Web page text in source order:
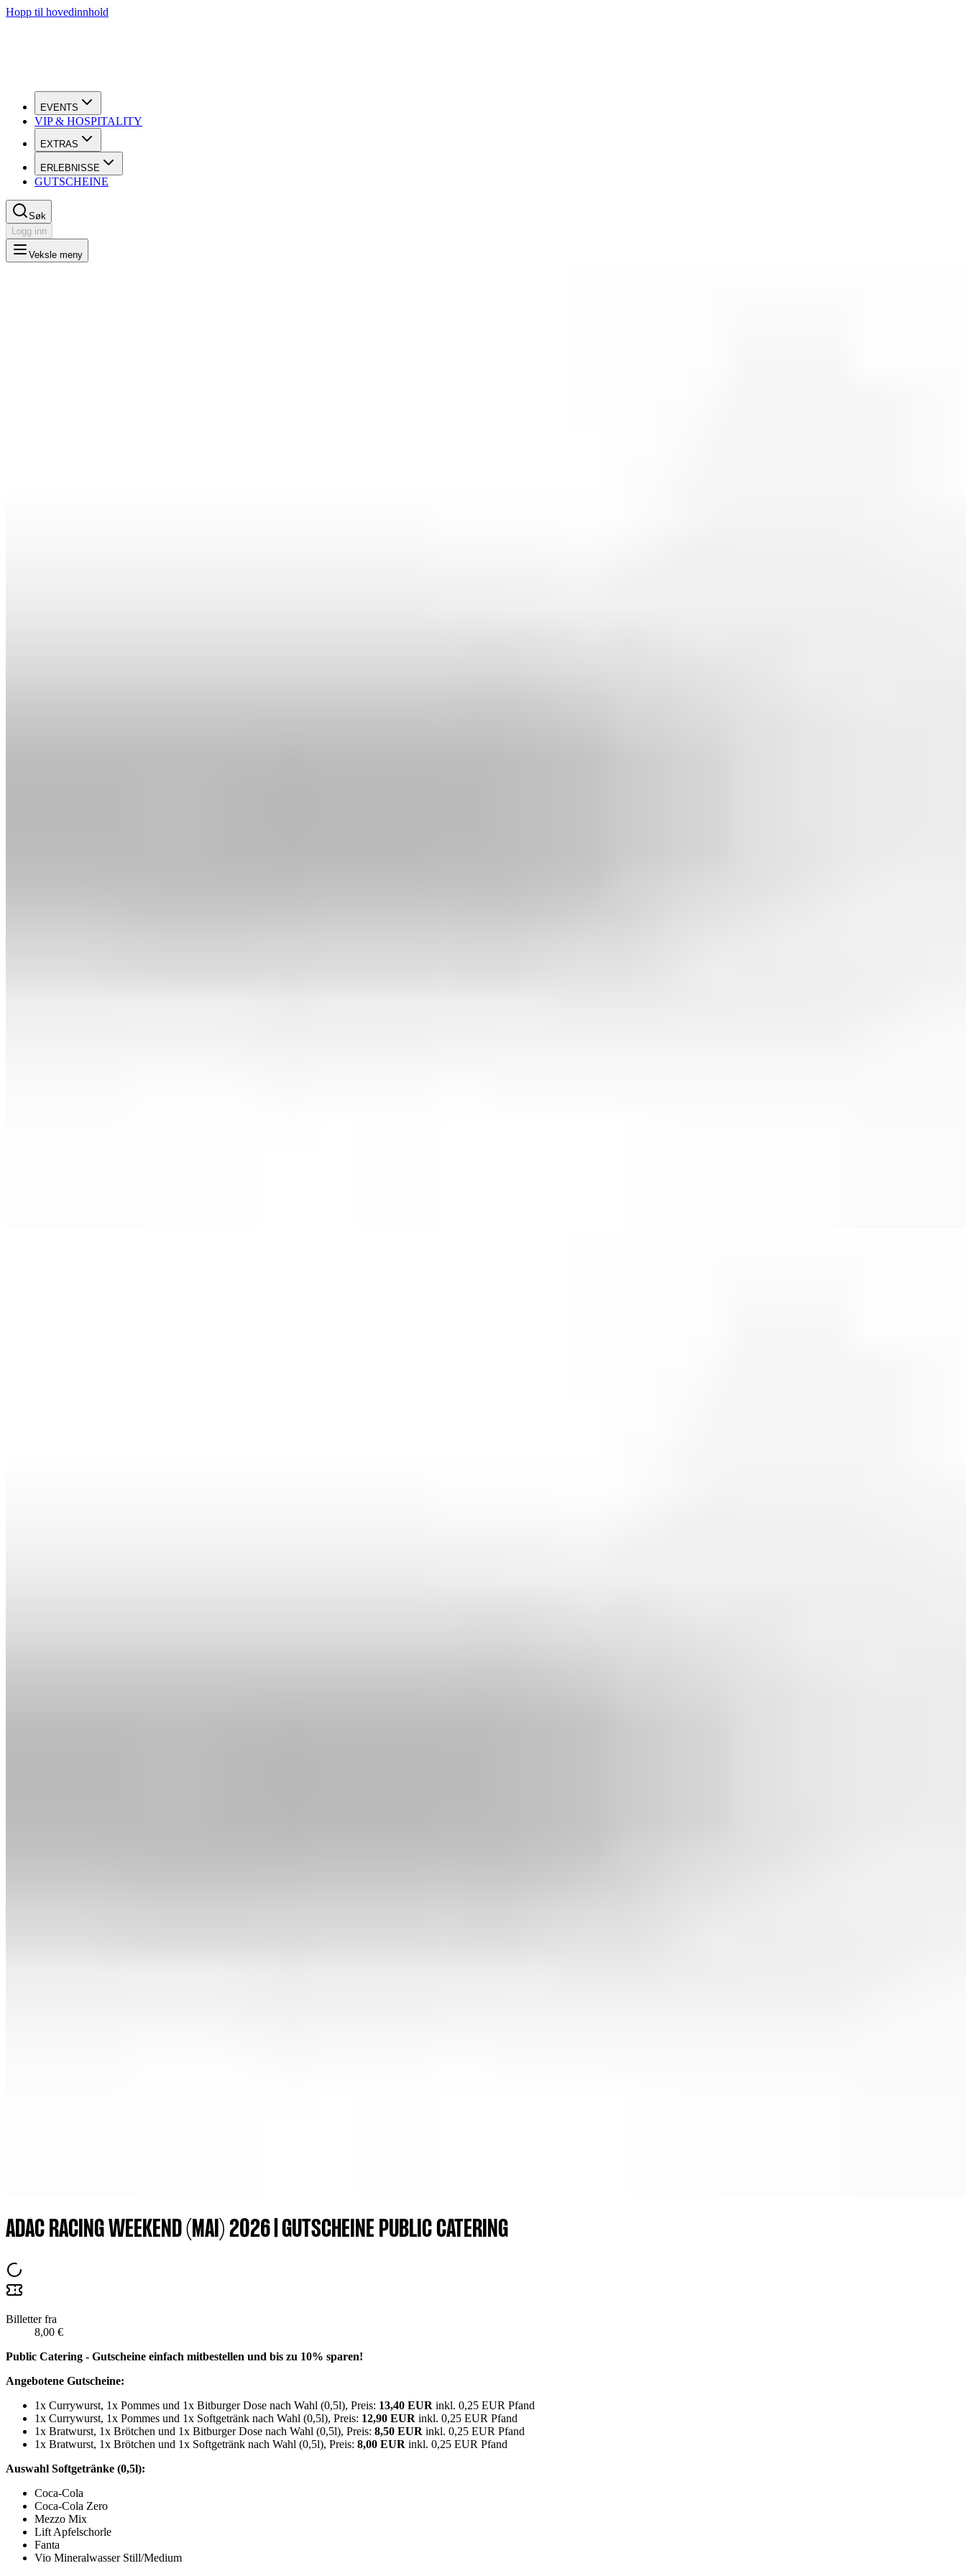
Hopp til hovedinnhold
EVENTS
VIP & HOSPITALITY
EXTRAS
ERLEBNISSE
GUTSCHEINE
Søk
Logg inn
Veksle meny
ADAC RACING WEEKEND (MAI) 2026 | GUTSCHEINE PUBLIC CATERING
Billetter fra
8,00 €
Public Catering - Gutscheine einfach mitbestellen und bis zu 10% sparen!
Angebotene Gutscheine:
1x Currywurst, 1x Pommes und 1x Bitburger Dose nach Wahl (0,5l), Preis: 13,40 EUR inkl. 0,25 EUR Pfand
1x Currywurst, 1x Pommes und 1x Softgetränk nach Wahl (0,5l), Preis: 12,90 EUR inkl. 0,25 EUR Pfand
1x Bratwurst, 1x Brötchen und 1x Bitburger Dose nach Wahl (0,5l), Preis: 8,50 EUR inkl. 0,25 EUR Pfand
1x Bratwurst, 1x Brötchen und 1x Softgetränk nach Wahl (0,5l), Preis: 8,00 EUR inkl. 0,25 EUR Pfand
Auswahl Softgetränke (0,5l):
Coca-Cola
Coca-Cola Zero
Mezzo Mix
Lift Apfelschorle
Fanta
Vio Mineralwasser Still/Medium